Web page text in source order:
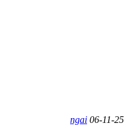
ngai 06-11-25